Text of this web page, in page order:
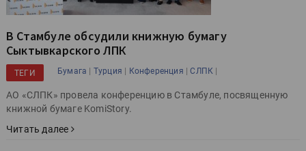
В Стамбуле обсудили книжную бумагу
Сыктывкарского ЛПК
ТЕГИ Бумага | Турция | Конференция |СЛПК |
АО «СЛПК» провела конференцию в Стамбуле, посвященную
книжной бумаге KomiStory.
Читать далее